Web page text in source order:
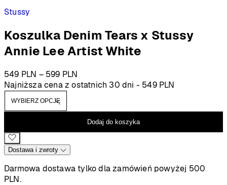
Stussy
Koszulka Denim Tears x Stussy
Annie Lee Artist White
549 PLN – 599 PLN
cen:
599 PLN
Najniższa cena z ostatnich 30 dni - 549 PLN
Dodaj do koszyka
Dostawa i zwroty
Darmowa dostawa tylko dla zamówień powyżej 500
PLN.